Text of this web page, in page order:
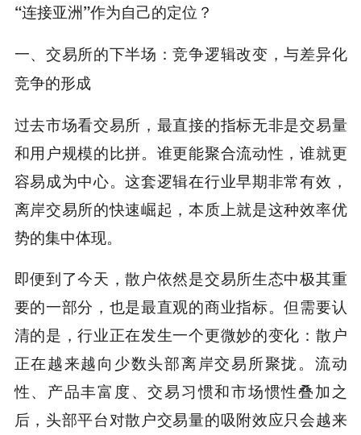
“连接亚洲”作为自己的定位？
一、交易所的下半场：竞争逻辑改变，与差异化
竞争的形成
过去市场看交易所，最直接的指标无非是交易量
和用户规模的比拼。谁更能聚合流动性，谁就更
容易成为中心。这套逻辑在行业早期非常有效，
离岸交易所的快速崛起，本质上就是这种效率优
势的集中体现。
即便到了今天，散户依然是交易所生态中极其重
要的一部分，也是最直观的商业指标。但需要认
清的是，行业正在发生一个更微妙的变化：散户
正在越来越向少数头部离岸交易所聚拢。流动
性、产品丰富度、交易习惯和市场惯性叠加之
后，头部平台对散户交易量的吸附效应只会越来